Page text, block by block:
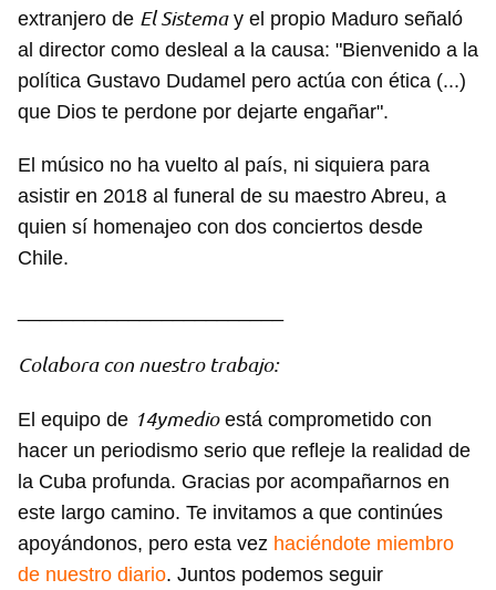
extranjero de El Sistemay el propio Maduro señaló
al director como desleal a la causa: "Bienvenido a la
política Gustavo Dudamel pero actúa con ética (...)
que Dios te perdone por dejarte engañar".
El músico no ha vuelto al país, ni siquiera para
asistir en 2018 al funeral de su maestro Abreu, a
quien sí homenajeo con dos conciertos desde
Chile.
Colabora con nuestro trabajo:
El equipo de 14ymedioestá comprometido con
hacer un periodismo serio que refleje la realidad de
la Cuba profunda. Gracias por acompañarnos en
este largo camino. Te invitamos a que continúes
apoyándonos, pero esta vez haciéndote miembro
de nuestro diario. Juntos podemos seguir